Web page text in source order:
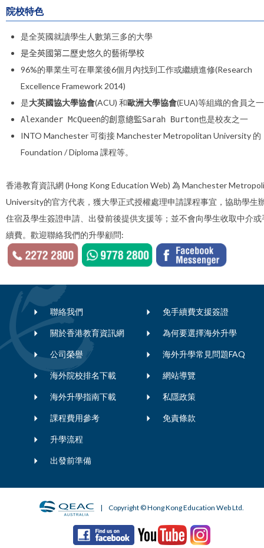
院校特色
是全英國就讀學生人數第三多的大學
是全英國第二歷史悠久的藝術學校
96%的畢業生可在畢業後6個月內找到工作或繼續進修(Research
Excellence Framework 2014)
是大英國協大學協會(ACU) 和歐洲大學協會(EUA)等組織的會員之一
Alexander McQueen的創意總監Sarah Burton也是校友之一
INTO Manchester 可銜接 Manchester Metropolitan University 的
Foundation / Diploma 課程等。
香港教育資訊網 (Hong Kong Education Web) 為 Manchester
University的官方代表，獲大學正式授權處理申請課程事宜，協助學生
住宿及學生簽證申請、出發前後提供支援等；並不會向學生收取中介或
續費。歡迎聯絡我們的升學顧問:
聯絡我們
關於香港教育資訊網
公司榮譽
海外院校排名下載
海外升學指南下載
課程費用參考
升學流程
出發前準備
免手續費支援簽證
為何要選擇海外升學
海外升學常見問題FAQ
網站導覽
私隱政策
免責條款
| Copyright © Hong Kong Education Web Ltd.